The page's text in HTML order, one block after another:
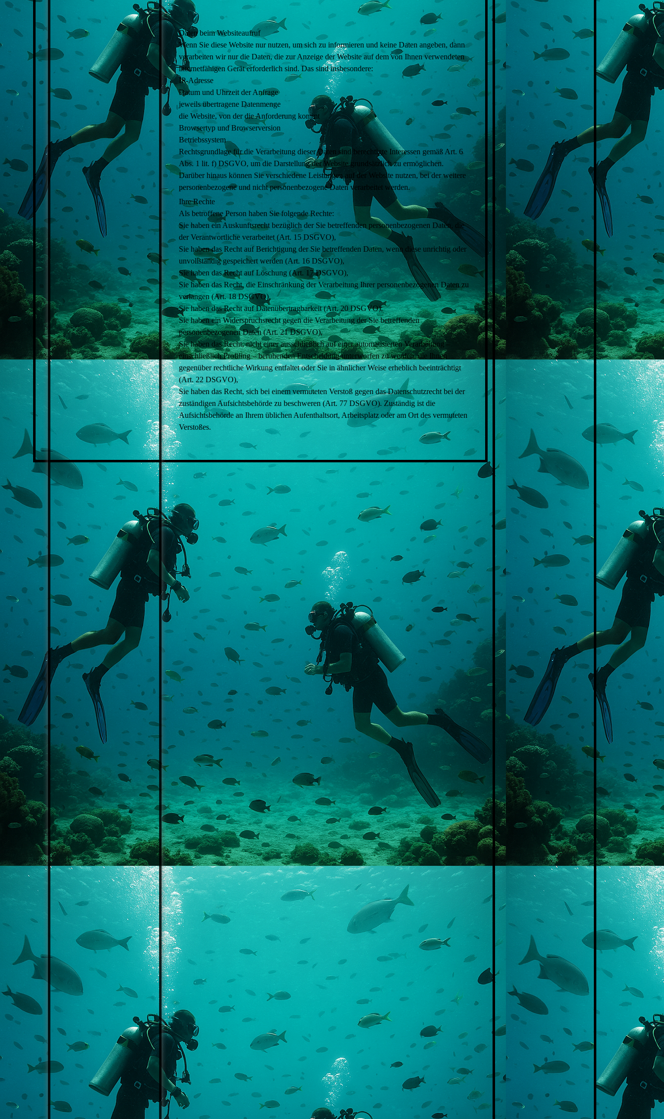
Daten beim Websiteaufruf
Wenn Sie diese Website nur nutzen, um sich zu informieren und keine Daten angeben, dann
verarbeiten wir nur die Daten, die zur Anzeige der Website auf dem von Ihnen verwendeten
internetfähigen Gerät erforderlich sind. Das sind insbesondere:
IP-Adresse
Datum und Uhrzeit der Anfrage
jeweils übertragene Datenmenge
die Website, von der die Anforderung kommt
Browsertyp und Browserversion
Betriebssystem
Rechtsgrundlage für die Verarbeitung dieser Daten sind berechtigte Interessen gemäß Art. 6
Abs. 1 lit. f) DSGVO, um die Darstellung der Website grundsätzlich zu ermöglichen.
Darüber hinaus können Sie verschiedene Leistungen auf der Website nutzen, bei der weitere
personenbezogene und nicht personenbezogene Daten verarbeitet werden.
Ihre Rechte
Als betroffene Person haben Sie folgende Rechte:
Sie haben ein Auskunftsrecht bezüglich der Sie betreffenden personenbezogenen Daten, die
der Verantwortliche verarbeitet (Art. 15 DSGVO),
Sie haben das Recht auf Berichtigung der Sie betreffenden Daten, wenn diese unrichtig oder
unvollständig gespeichert werden (Art. 16 DSGVO),
Sie haben das Recht auf Löschung (Art. 17 DSGVO),
Sie haben das Recht, die Einschränkung der Verarbeitung Ihrer personenbezogenen Daten zu
verlangen (Art. 18 DSGVO),
Sie haben das Recht auf Datenübertragbarkeit (Art. 20 DSGVO),
Sie haben ein Widerspruchsrecht gegen die Verarbeitung der Sie betreffenden
personenbezogenen Daten (Art. 21 DSGVO),
Sie haben das Recht, nicht einer ausschließlich auf einer automatisierten Verarbeitung –
einschließlich Profiling – beruhenden Entscheidung unterworfen zu werden, die Ihnen
gegenüber rechtliche Wirkung entfaltet oder Sie in ähnlicher Weise erheblich beeinträchtigt
(Art. 22 DSGVO),
Sie haben das Recht, sich bei einem vermuteten Verstoß gegen das Datenschutzrecht bei der
zuständigen Aufsichtsbehörde zu beschweren (Art. 77 DSGVO). Zuständig ist die
Aufsichtsbehörde an Ihrem üblichen Aufenthaltsort, Arbeitsplatz oder am Ort des vermuteten
Verstoßes.
Kappeln
Am Einstieg